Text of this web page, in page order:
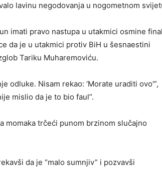
lavinu negodovanja u nogometnom
imati pravo nastupa u utakmici osmine
da je u utakmici protiv BiH u šesnaestini
Tariku Muharemoviću.
odluke. Nisam rekao: ‘Morate uraditi ovo'”,
mislio da je to bio faul”.
momaka trčeći punom brzinom slučajno
da je “malo sumnjiv” i pozvavši